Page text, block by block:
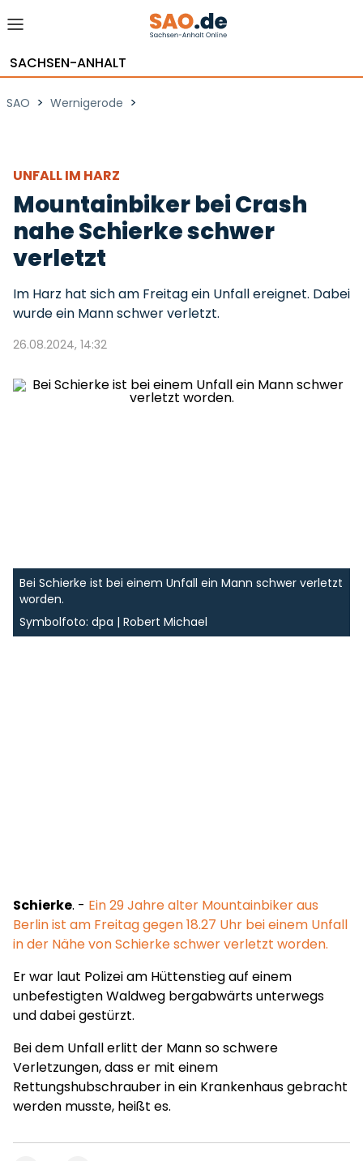
SACHSEN-ANHALT
SAO > Wernigerode >
UNFALL IM HARZ
Mountainbiker bei Crash
nahe Schierke schwer
verletzt
Im Harz hat sich am Freitag ein Unfall ereignet. Dabei
wurde ein Mann schwer verletzt.
26.08.2024, 14:32
Bei Schierke ist bei einem Unfall ein Mann schwer verletzt
worden.
Symbolfoto: dpa | Robert Michael
Schierke. - Ein 29 Jahre alter Mountainbiker aus
Berlin ist am Freitag gegen 18.27 Uhr bei einem Unfall
in der Nähe von Schierke schwer verletzt worden.
Er war laut Polizei am Hüttenstieg auf einem
unbefestigten Waldweg bergabwärts unterwegs
und dabei gestürzt.
Bei dem Unfall erlitt der Mann so schwere
Verletzungen, dass er mit einem
Rettungshubschrauber in ein Krankenhaus gebracht
werden musste, heißt es.